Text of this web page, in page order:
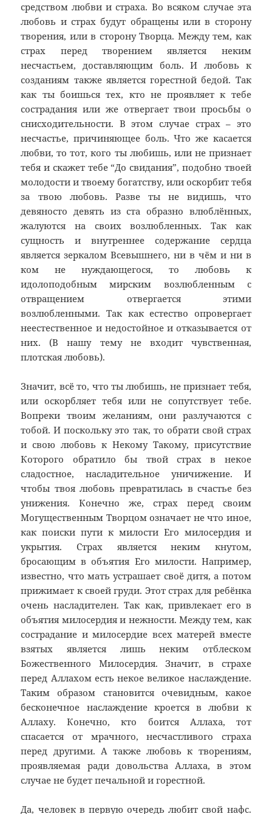
средством любви и страха. Во всяком случае эта
любовь и страх будут обращены или в сторону
творения, или в сторону Творца. Между тем, как
страх перед творением является неким
несчастьем, доставляющим боль. И любовь к
созданиям также является горестной бедой. Так
как ты боишься тех, кто не проявляет к тебе
сострадания или же отвергает твои просьбы о
снисходительности. В этом случае страх – это
несчастье, причиняющее боль. Что же касается
любви, то тот, кого ты любишь, или не признает
тебя и скажет тебе “До свидания”, подобно твоей
молодости и твоему богатству, или оскорбит тебя
за твою любовь. Разве ты не видишь, что
девяносто девять из ста образно влюблённых,
жалуются на своих возлюбленных. Так как
сущность и внутреннее содержание сердца
является зеркалом Всевышнего, ни в чём и ни в
ком не нуждающегося, то любовь к
идолоподобным мирским возлюбленным с
отвращением отвергается этими
возлюбленными. Так как естество опровергает
неестественное и недостойное и отказывается от
них. (В нашу тему не входит чувственная,
плотская любовь).
Значит, всё то, что ты любишь, не признает тебя,
или оскорбляет тебя или не сопутствует тебе.
Вопреки твоим желаниям, они разлучаются с
тобой. И поскольку это так, то обрати свой страх
и свою любовь к Некому Такому, присутствие
Которого обратило бы твой страх в некое
сладостное, насладительное уничижение. И
чтобы твоя любовь превратилась в счастье без
унижения. Конечно же, страх перед своим
Могущественным Творцом означает не что иное,
как поиски пути к милости Его милосердия и
укрытия. Страх является неким кнутом,
бросающим в объятия Его милости. Например,
известно, что мать устрашает своё дитя, а потом
прижимает к своей груди. Этот страх для ребёнка
очень насладителен. Так как, привлекает его в
объятия милосердия и нежности. Между тем, как
сострадание и милосердие всех матерей вместе
взятых является лишь неким отблеском
Божественного Милосердия. Значит, в страхе
перед Аллахом есть некое великое наслаждение.
Таким образом становится очевидным, какое
бесконечное наслаждение кроется в любви к
Аллаху. Конечно, кто боится Аллаха, тот
спасается от мрачного, несчастливого страха
перед другими. А также любовь к творениям,
проявляемая ради довольства Аллаха, в этом
случае не будет печальной и горестной.
Да, человек в первую очередь любит свой нафс.